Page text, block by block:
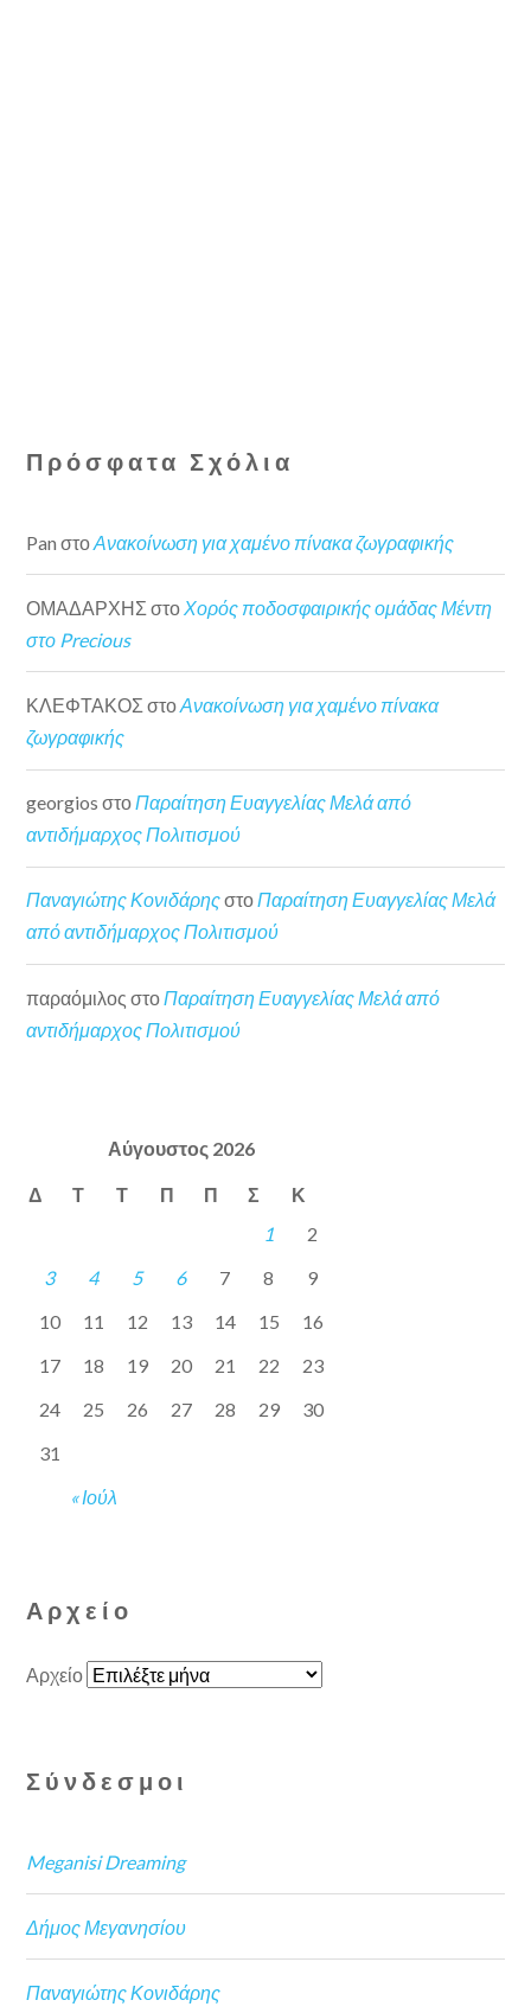
Πρόσφατα Σχόλια
Pan στοΑνακοίνωση για χαμένο πίνακα ζωγραφικής
ΟΜΑΔΑΡΧΗΣ στο Χορός ποδοσφαιρικής ομάδας Μέντη
στο Precious
ΚΛΕΦΤΑΚΟΣ στοΑνακοίνωση για χαμένο πίνακα
ζωγραφικής
georgios στοΠαραίτηση Ευαγγελίας Μελά από
αντιδήμαρχος Πολιτισμού
Παναγιώτης ΚονιδάρηςστοΠαραίτηση Ευαγγελίας Μελά
από αντιδήμαρχος Πολιτισμού
παραόμιλος στο Παραίτηση Ευαγγελίας Μελά από
αντιδήμαρχος Πολιτισμού
Αύγουστος 2026
Δ Τ Τ Π Π Σ Κ
« Ιούλ
1
2
3
4 5 6 7 8
9
10
11 12 13 14 15
16
17
18 19 20 21 22
23
24
25 26 27 28 29
30
31
Αρχείο
Αρχείο
Σύνδεσμοι
Meganisi Dreaming
Δήμος Μεγανησίου
Παναγιώτης Κονιδάρης